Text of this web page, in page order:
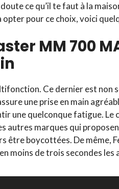
ce qu’il te faut à la
pour ce choix, voici
MM 700
Ce dernier est non
une prise en main
une quelconque fatigue. Le
autres marques qui
être boycottées. De même,
moins de trois secondes les